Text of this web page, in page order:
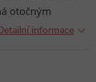
otočným
informace